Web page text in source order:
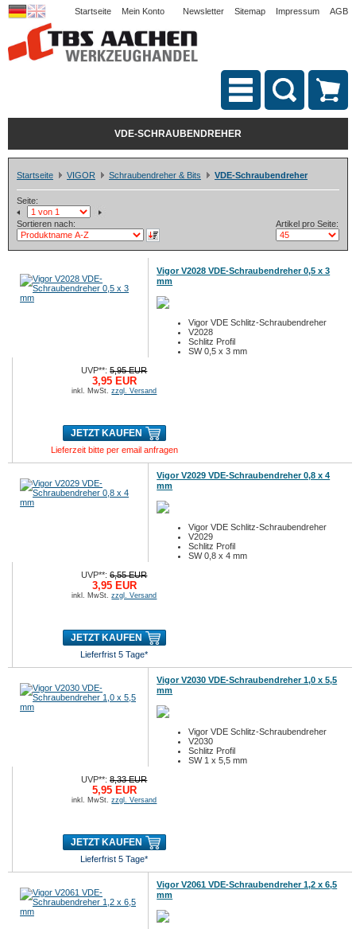
Startseite Mein Konto Newsletter Sitemap Impressum AGB
VDE-SCHRAUBENDREHER
Startseite VIGOR Schraubendreher & Bits VDE-Schraubendreher
Seite:
Sortieren nach: Artikel pro Seite:
Vigor V2028 VDE-Schraubendreher 0,5 x 3
mm
Vigor VDE Schlitz-Schraubendreher
V2028
Schlitz Profil
SW 0,5 x 3 mm
UVP**:5,95 EUR
3,95 EUR
inkl. MwSt.zzgl. Versand
JETZT KAUFEN
Lieferzeit bitte per email anfragen
Vigor V2029 VDE-Schraubendreher 0,8 x 4
mm
Vigor VDE Schlitz-Schraubendreher
V2029
Schlitz Profil
SW 0,8 x 4 mm
UVP**:6,55 EUR
3,95 EUR
inkl. MwSt.zzgl. Versand
JETZT KAUFEN
Lieferfrist 5 Tage*
Vigor V2030 VDE-Schraubendreher 1,0 x 5,5
mm
Vigor VDE Schlitz-Schraubendreher
V2030
Schlitz Profil
SW 1 x 5,5 mm
UVP**:8,33 EUR
5,95 EUR
inkl. MwSt.zzgl. Versand
JETZT KAUFEN
Lieferfrist 5 Tage*
Vigor V2061 VDE-Schraubendreher 1,2 x 6,5
mm